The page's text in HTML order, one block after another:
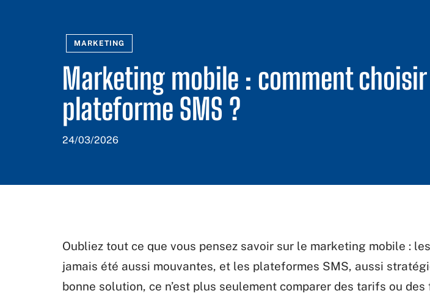
MARKETING
Marketing mobile : comment
plateforme SMS ?
24/03/2026
Oubliez tout ce que vous pensez savoir sur le marketing mobile :
jamais été aussi mouvantes, et les plateformes SMS, aussi
bonne solution, ce n’est plus seulement comparer des tarifs ou